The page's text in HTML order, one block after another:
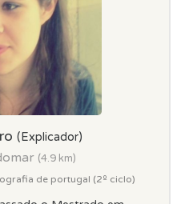
(Explicador)
(4.9 km)
de portugal (2º ciclo)